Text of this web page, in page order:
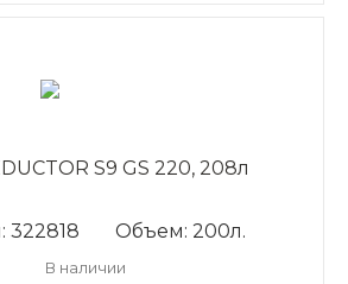
S9 GS 220, 208л
322818 Объем: 200л.
В наличии